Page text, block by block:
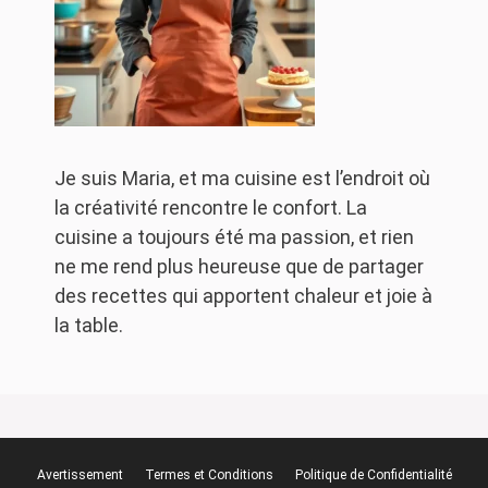
Je suis Maria, et ma cuisine est l’endroit où
la créativité rencontre le confort. La
cuisine a toujours été ma passion, et rien
ne me rend plus heureuse que de partager
des recettes qui apportent chaleur et joie à
la table.
Avertissement Termes et Conditions Politique de Confidentialité